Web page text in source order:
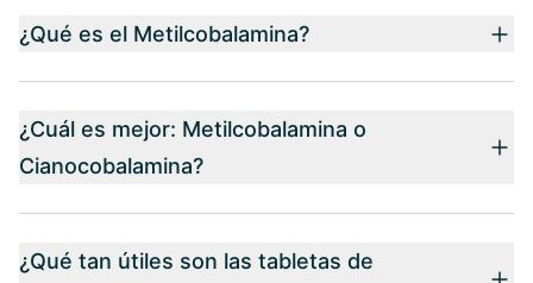
¿Qué es el Metilcobalamina?
¿Cuál es mejor: Metilcobalamina o
Cianocobalamina?
¿Qué tan útiles son las tabletas de